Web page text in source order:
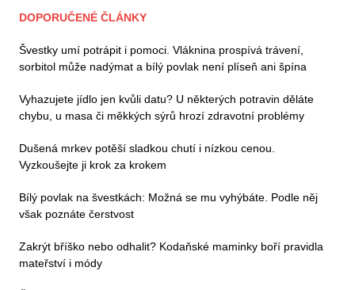
DOPORUČENÉ ČLÁNKY
Švestky umí potrápit i pomoci. Vláknina prospívá trávení,
sorbitol může nadýmat a bílý povlak není plíseň ani špína
Vyhazujete jídlo jen kvůli datu? U některých potravin děláte
chybu, u masa či měkkých sýrů hrozí zdravotní problémy
Dušená mrkev potěší sladkou chutí i nízkou cenou.
Vyzkoušejte ji krok za krokem
Bílý povlak na švestkách: Možná se mu vyhýbáte. Podle něj
však poznáte čerstvost
Zakrýt bříško nebo odhalit? Kodaňské maminky boří pravidla
mateřství i módy